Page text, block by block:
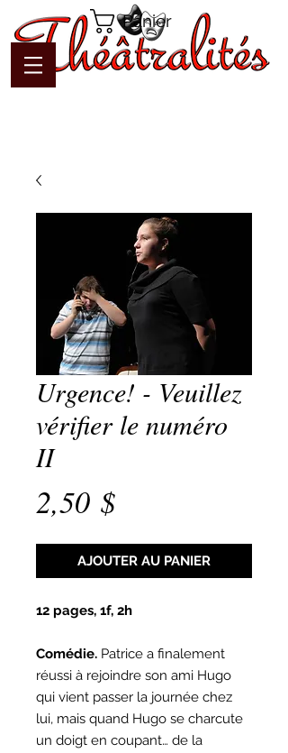
Panier
Urgence! - Veuillez
vérifier le numéro
II
2,50 $Prix
AJOUTER AU PANIER
12 pages, 1f, 2h
Comédie. Patrice a finalement
réussi à rejoindre son ami Hugo
qui vient passer la journée chez
lui, mais quand Hugo se charcute
un doigt en coupant… de la